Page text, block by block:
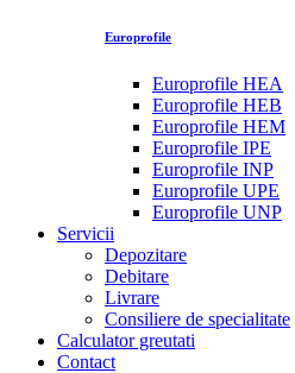
Europrofile
Europrofile HEA
Europrofile HEB
Europrofile HEM
Europrofile IPE
Europrofile INP
Europrofile UPE
Europrofile UNP
Servicii
Depozitare
Debitare
Livrare
Consiliere de specialitate
Calculator greutati
Contact